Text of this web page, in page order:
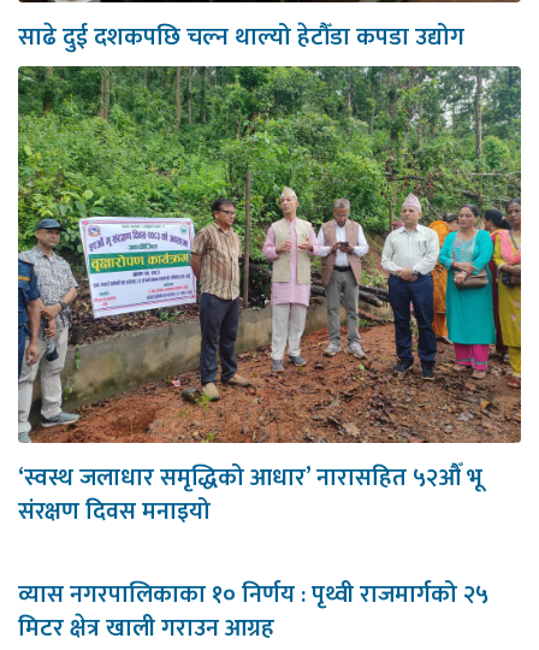
साढे दुई दशकपछि चल्न थाल्यो हेटौँडा कपडा उद्योग
‘स्वस्थ जलाधार समृद्धिको आधार’ नारासहित ५२औँ भू
संरक्षण दिवस मनाइयो
व्यास नगरपालिकाका १० निर्णय : पृथ्वी राजमार्गको २५
मिटर क्षेत्र खाली गराउन आग्रह